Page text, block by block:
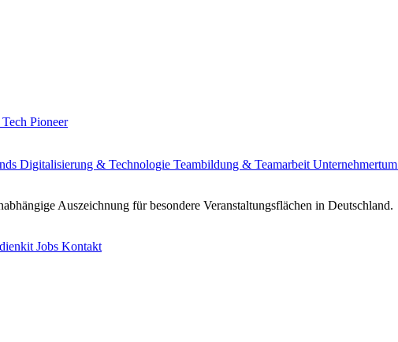
Pioneer
Digitalisierung & Technologie Teambildung & Teamarbeit Unternehmertum
Auszeichnung für besondere Veranstaltungsflächen in Deutschland.
Jobs Kontakt